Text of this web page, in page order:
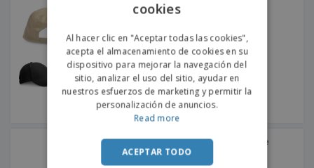
Result | Gorra flexible de
kansas
SPANISH
cookies
Al hacer clic en "Aceptar todas las cookies",
acepta el almacenamiento de cookies en su
dispositivo para mejorar la navegación del
sitio, analizar el uso del sitio, ayudar en
nuestros esfuerzos de marketing y permitir la
personalización de anuncios.
Read more
ACEPTAR TODO